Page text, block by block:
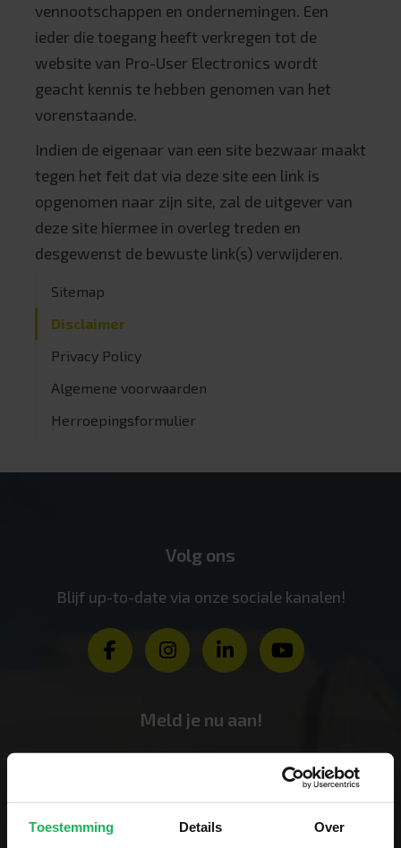
Toestemming Details Over
vennootschappen en ondernemingen. Een
ieder die toegang heeft verkregen tot de
website van Pro-User Electronics wordt
geacht kennis te hebben genomen van het
vorenstaande.
Indien de eigenaar van een site bezwaar maakt
tegen het feit dat via deze site een link is
opgenomen naar zijn site, zal de uitgever van
deze site hiermee in overleg treden en
desgewenst de bewuste link(s) verwijderen.
Sitemap
Disclaimer
Privacy Policy
Algemene voorwaarden
Herroepingsformulier
Volg ons
Blijf up-to-date via onze sociale kanalen!
Meld je nu aan!